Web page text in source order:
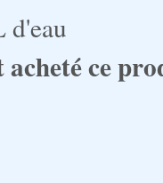
d'eau
ce